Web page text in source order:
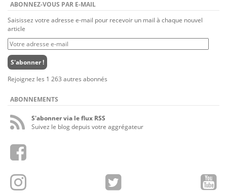
ABONNEZ-VOUS PAR E-MAIL
Saisissez votre adresse e-mail pour recevoir un mail à chaque nouvel
article
Votre
adresse
e-
mail
S'abonner !
Rejoignez les 1 263 autres abonnés
ABONNEMENTS
S'abonner via le flux RSS
Suivez le blog depuis votre aggrégateur